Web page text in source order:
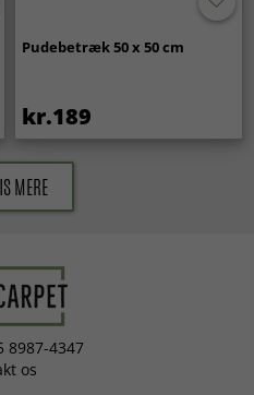
Pudebetræk 50 x 50 cm
kr.189
MERE
8987-4347
os